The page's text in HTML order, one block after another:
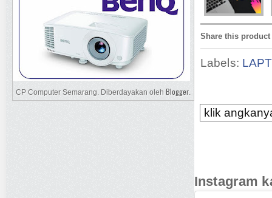
Share this product
Labels:
klik
Instagram
CP Computer Semarang. Diberdayakan oleh Blogger.